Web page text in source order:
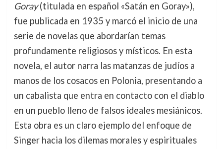
Goray(titulada en español «Satán en Goray»),
fue publicada en 1935 y marcó el inicio de una
serie de novelas que abordarían temas
profundamente religiosos y místicos. En esta
novela, el autor narra las matanzas de judíos a
manos de los cosacos en Polonia, presentando a
un cabalista que entra en contacto con el diablo
en un pueblo lleno de falsos ideales mesiánicos.
Esta obra es un claro ejemplo del enfoque de
Singer hacia los dilemas morales y espirituales